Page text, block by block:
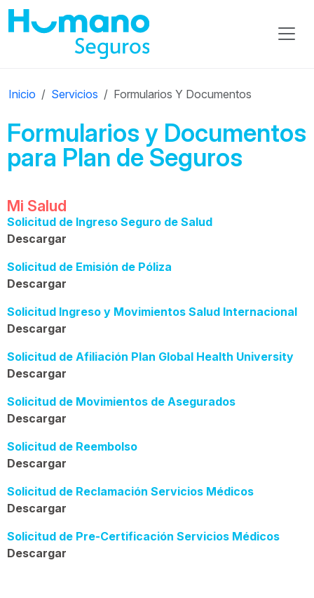
Inicio Servicios Formularios Y Documentos
Formularios y Documentos
para Plan de Seguros
Mi Salud
Solicitud de Ingreso Seguro de Salud
Descargar
Solicitud de Emisión de Póliza
Descargar
Solicitud Ingreso y Movimientos Salud Internacional
Descargar
Solicitud de Afiliación Plan Global Health University
Descargar
Solicitud de Movimientos de Asegurados
Descargar
Solicitud de Reembolso
Descargar
Solicitud de Reclamación Servicios Médicos
Descargar
Solicitud de Pre-Certificación Servicios Médicos
Descargar